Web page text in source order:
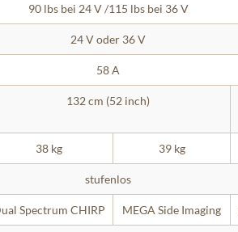
90 lbs bei 24 V /115 lbs bei 36 V
24 V oder 36 V
58 A
132 cm (52 inch)
38 kg 39 kg
stufenlos
Spectrum CHIRP MEGA Side Imaging